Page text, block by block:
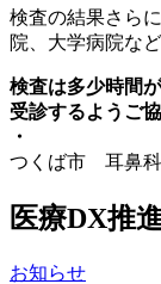
検査の結果さら
院、大学病院な
検査は多少時間
受診するようご
・
つくば市 耳鼻
医療DX推
お知らせ